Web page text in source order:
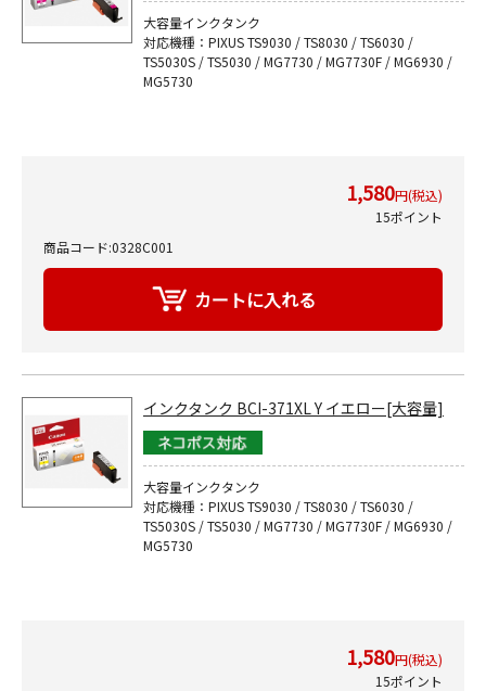
大容量インクタンク
対応機種：PIXUS TS9030 / TS8030 / TS6030 /
TS5030S / TS5030 / MG7730 / MG7730F / MG6930 /
MG5730
1,580円(税込)
15ポイント
商品コード:0328C001
インクタンク BCI-371XL Y イエロー[大容量]
大容量インクタンク
対応機種：PIXUS TS9030 / TS8030 / TS6030 /
TS5030S / TS5030 / MG7730 / MG7730F / MG6930 /
MG5730
1,580円(税込)
15ポイント